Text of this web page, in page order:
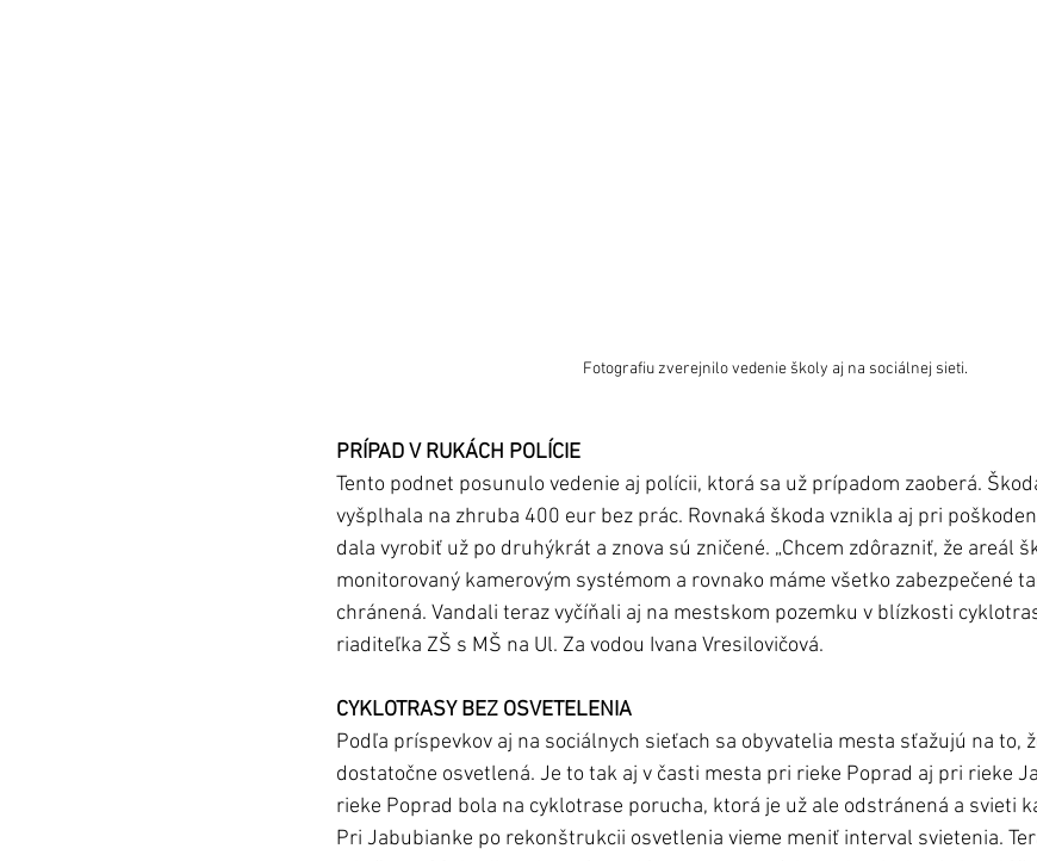
Fotografiu zverejnilo vedenie školy aj na sociálnej sieti.
PRÍPAD V RUKÁCH POLÍCIE
Tento podnet posunulo vedenie aj polícii, ktorá sa už prípadom zaoberá.
vyšplhala na zhruba 400 eur bez prác. Rovnaká škoda vznikla aj pri
dala vyrobiť už po druhýkrát a znova sú zničené. „Chcem zdôrazniť, že areál
monitorovaný kamerovým systémom a rovnako máme všetko zabezpečené
chránená. Vandali teraz vyčíňali aj na mestskom pozemku v blízkosti
riaditeľka ZŠ s MŠ na Ul. Za vodou Ivana Vresilovičová.
CYKLOTRASY BEZ OSVETELENIA
Podľa príspevkov aj na sociálnych sieťach sa obyvatelia mesta sťažujú na to,
dostatočne osvetlená. Je to tak aj v časti mesta pri rieke Poprad aj pri rieke
rieke Poprad bola na cyklotrase porucha, ktorá je už ale odstránená a svieti
Pri Jabubianke po rekonštrukcii osvetlenia vieme meniť interval svietenia.